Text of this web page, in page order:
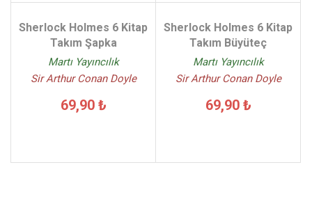
Sherlock Holmes 6 Kitap
Takım Şapka
Martı Yayıncılık
Sir Arthur Conan Doyle
69,90 ₺
Sherlock Holmes 6 Kitap
Takım Büyüteç
Martı Yayıncılık
Sir Arthur Conan Doyle
69,90 ₺